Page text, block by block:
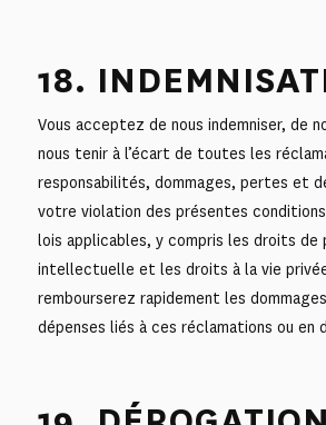
18.
Vous acceptez de nous indemniser, de
nous tenir à l’écart de toutes les
responsabilités, dommages, pertes et
votre violation des présentes
lois applicables, y compris les droits de
intellectuelle et les droits à la vie
rembourserez rapidement les
dépenses liés à ces réclamations ou en